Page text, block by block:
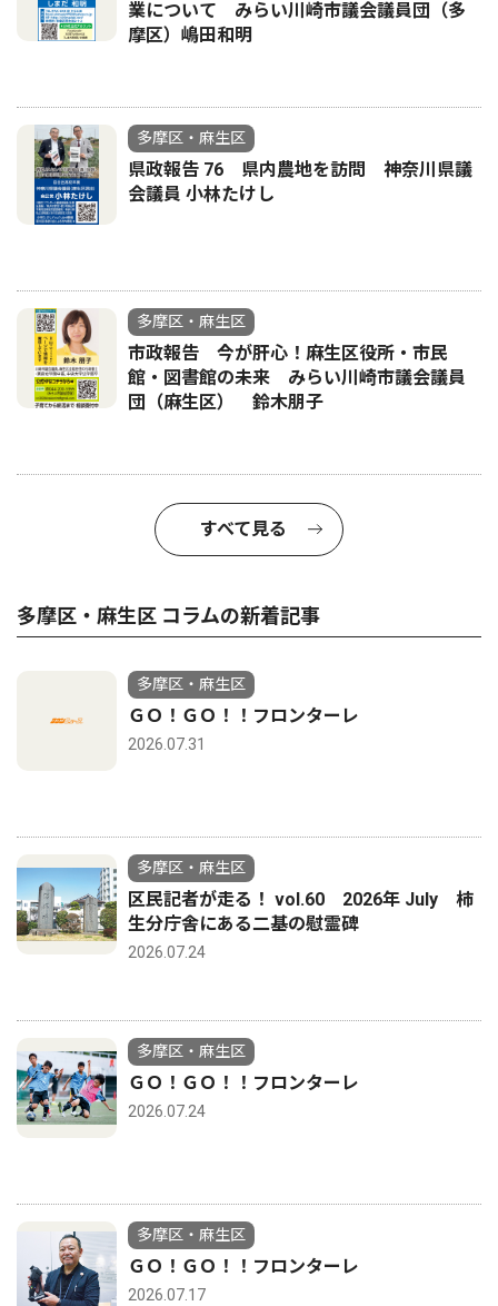
業について みらい川崎市議会議員団（多
摩区）嶋田和明
多摩区・麻生区
県政報告 76 県内農地を訪問 神奈川県議
会議員 小林たけし
多摩区・麻生区
市政報告 今が肝心！麻生区役所・市民
館・図書館の未来 みらい川崎市議会議員
団（麻生区） 鈴木朋子
すべて見る
多摩区・麻生区 コラムの新着記事
多摩区・麻生区
ＧＯ！ＧＯ！！フロンターレ
2026.07.31
多摩区・麻生区
区民記者が走る！ vol.60 2026年 July 柿
生分庁舎にある二基の慰霊碑
2026.07.24
多摩区・麻生区
ＧＯ！ＧＯ！！フロンターレ
2026.07.24
多摩区・麻生区
ＧＯ！ＧＯ！！フロンターレ
2026.07.17